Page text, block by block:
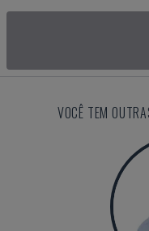
VOCÊ TEM